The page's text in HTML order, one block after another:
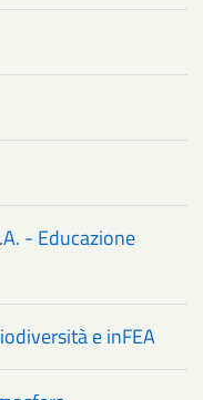
- Educazione
e inFEA